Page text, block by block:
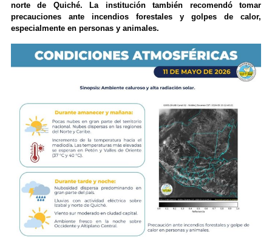
norte de Quiché. La institución también recomendó tomar
precauciones ante incendios forestales y golpes de calor,
especialmente en personas y animales.